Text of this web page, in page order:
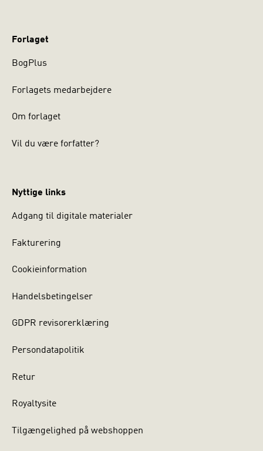
Forlaget
BogPlus
Forlagets medarbejdere
Om forlaget
Vil du være forfatter?
Nyttige links
Adgang til digitale materialer
Fakturering
Cookieinformation
Handelsbetingelser
GDPR revisorerklæring
Persondatapolitik
Retur
Royaltysite
Tilgængelighed på webshoppen